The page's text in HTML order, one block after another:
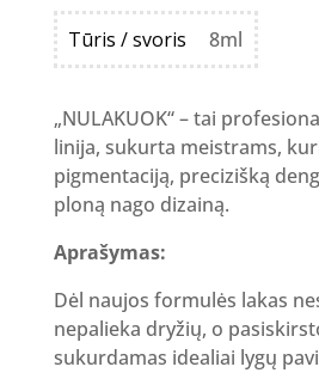
was:
9.50 €.
is:
6.65 €.
Tūris / svoris 8ml
„NULAKUOK“ – tai
linija, sukurta meistrams,
pigmentaciją, precizišką
ploną nago dizainą.
Aprašymas:
Dėl naujos formulės lakas
nepalieka dryžių, o
sukurdamas idealiai lygų